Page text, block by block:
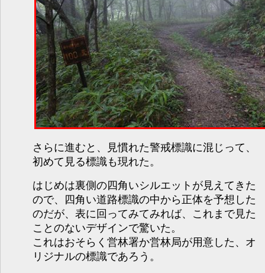
さらに進むと、見慣れた警戒標識に混じって、
初めて見る標識も現れた。
はじめは裏側の四角いシルエットが見えてきた
ので、四角い道路標識の中から正体を予想した
のだが、表に回ってみてみれば、これまで見た
ことのないデザインで驚いた。
これはおそらく営林署か営林局が用意した、オ
リジナルの標識であろう。